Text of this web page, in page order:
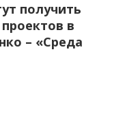
получить
в
– «Среда